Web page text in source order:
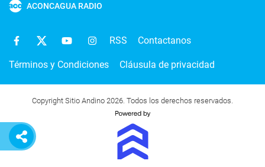
ACONCAGUA RADIO
RSS Contactanos
Términos y Condiciones Cláusula de privacidad
Copyright Sitio Andino 2026. Todos los derechos reservados.